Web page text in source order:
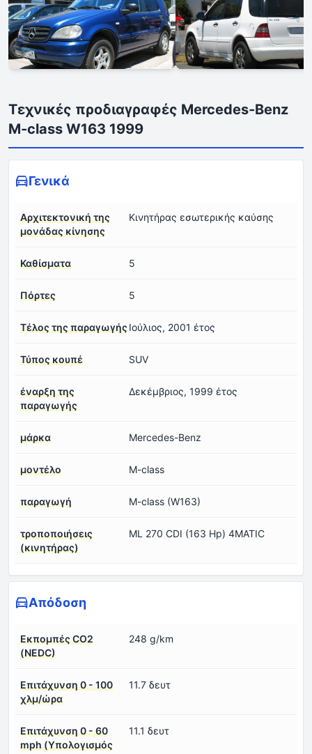
Τεχνικές προδιαγραφές Mercedes-Benz
M-class W163 1999
Γενικά
Αρχιτεκτονική της
μονάδας κίνησης
Κινητήρας εσωτερικής καύσης
Καθίσματα 5
Πόρτες 5
Τέλος της παραγωγήςΙούλιος, 2001 έτος
Τύπος κουπέ SUV
έναρξη της
παραγωγής
Δεκέμβριος, 1999 έτος
μάρκα Mercedes-Benz
μοντέλο M-class
παραγωγή M-class (W163)
τροποποιήσεις
(κινητήρας)
ML 270 CDI (163 Hp) 4MATIC
Απόδοση
Εκπομπές CO2
(NEDC)
248 g/km
Επιτάχυνση 0 - 100
χλμ/ώρα
11.7 δευτ
Επιτάχυνση 0 - 60
mph (Υπολογισμός
11.1 δευτ